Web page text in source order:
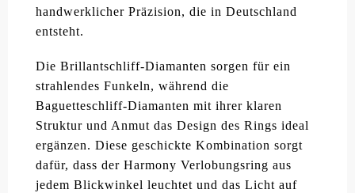
handwerklicher Präzision, die in Deutschland
entsteht.
Die Brillantschliff-Diamanten sorgen für ein
strahlendes Funkeln, während die
Baguetteschliff-Diamanten mit ihrer klaren
Struktur und Anmut das Design des Rings ideal
ergänzen. Diese geschickte Kombination sorgt
dafür, dass der Harmony Verlobungsring aus
jedem Blickwinkel leuchtet und das Licht auf